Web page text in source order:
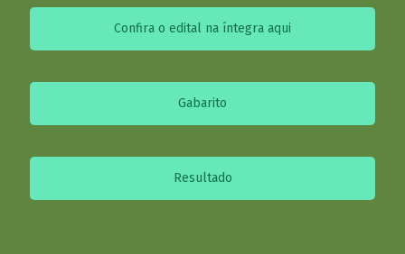
Confira o edital na íntegra aqui
Gabarito
Resultado